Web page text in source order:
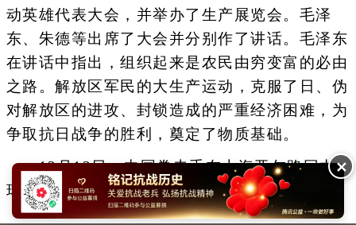
动英雄代表大会，并举办了生产展览会。毛泽
东、朱德等出席了大会并分别作了讲话。毛泽东
在讲话中指出，组织起来是农民由穷变富的必由
之路。解放区军民的大生产运动，克服了日、伪
对解放区的进攻、封锁造成的严重经济困难，为
争取抗日战争的胜利，奠定了物质基础。
12月13日 中国拳击手在上海亚尔路回力
球场击倒俄国拳师马索洛夫。
✕